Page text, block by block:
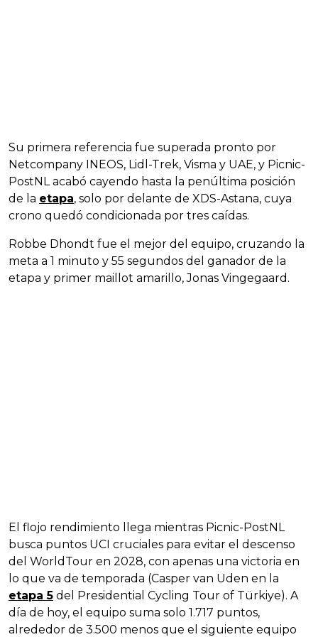
Su primera referencia fue superada pronto por
Netcompany INEOS, Lidl-Trek, Visma y UAE, y Picnic-
PostNL acabó cayendo hasta la penúltima posición
de la etapa, solo por delante de XDS-Astana, cuya
crono quedó condicionada por tres caídas.
Robbe Dhondt fue el mejor del equipo, cruzando la
meta a 1 minuto y 55 segundos del ganador de la
etapa y primer maillot amarillo, Jonas Vingegaard.
El flojo rendimiento llega mientras Picnic-PostNL
busca puntos UCI cruciales para evitar el descenso
del WorldTour en 2028, con apenas una victoria en
lo que va de temporada (Casper van Uden en la
etapa 5 del Presidential Cycling Tour of Türkiye). A
día de hoy, el equipo suma solo 1.717 puntos,
alrededor de 3.500 menos que el siguiente equipo